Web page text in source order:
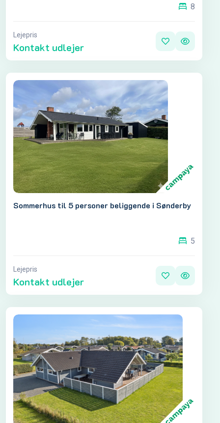
8
Lejepris
Kontakt udlejer
Sommerhus til 5 personer beliggende i Sønderby
5
Lejepris
Kontakt udlejer